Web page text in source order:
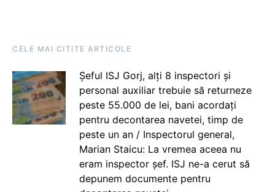
CELE MAI CITITE ARTICOLE
Șeful ISJ Gorj, alți 8 inspectori și
personal auxiliar trebuie să returneze
peste 55.000 de lei, bani acordați
pentru decontarea navetei, timp de
peste un an / Inspectorul general,
Marian Staicu: La vremea aceea nu
eram inspector șef. ISJ ne-a cerut să
depunem documente pentru